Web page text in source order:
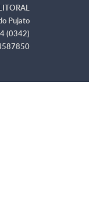
Pujato
(0342)